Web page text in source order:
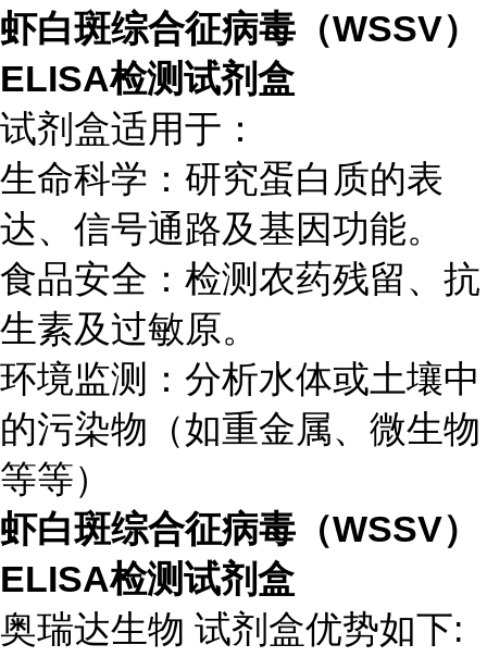
虾白斑综合征病毒（WSSV）
ELISA检测试剂盒
试剂盒适用于：
生命科学：研究蛋白质的表
达、信号通路及基因功能。
食品安全：检测农药残留、抗
生素及过敏原。
环境监测：分析水体或土壤中
的污染物（如重金属、微生物
等等）
虾白斑综合征病毒（WSSV）
ELISA检测试剂盒
奥瑞达生物 试剂盒优势如下: